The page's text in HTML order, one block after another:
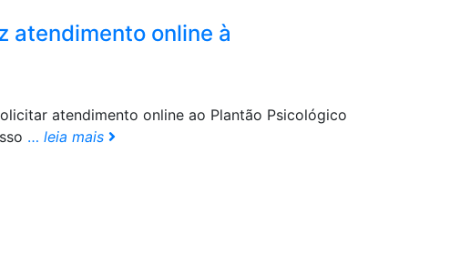
atendimento online à
atendimento online ao Plantão Psicológico
… leia mais